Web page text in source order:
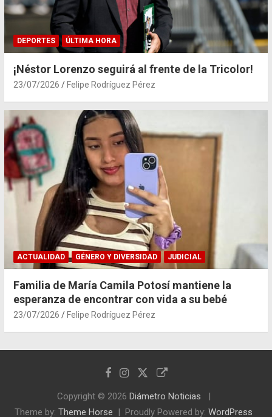
DEPORTES ÚLTIMA HORA
¡Néstor Lorenzo seguirá al frente de la Tricolor!
23/07/2026 Felipe Rodríguez Pérez
ACTUALIDAD GÉNERO Y DIVERSIDAD JUDICIAL
Familia de María Camila Potosí mantiene la
esperanza de encontrar con vida a su bebé
23/07/2026 Felipe Rodríguez Pérez
Copyright © 2026 Diámetro Noticias
Theme by: Theme Horse Proudly Powered by: WordPress